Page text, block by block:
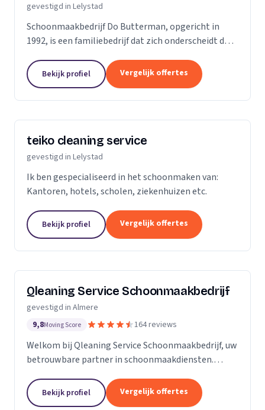
gevestigd in Lelystad
Schoonmaakbedrijf Do Butterman, opgericht in
1992, is een familiebedrijf dat zich onderscheidt door
Onder leiding van Do en Ton Butterman, hebben...
Bekijk profiel Vergelijk offertes
teiko cleaning service
gevestigd in Lelystad
Ik ben gespecialiseerd in het schoonmaken van:
Kantoren, hotels, scholen, ziekenhuizen etc.
Bekijk profiel Vergelijk offertes
Qleaning Service Schoonmaakbedrijf
gevestigd in Almere
9,8Moving Score 164 reviews
Welkom bij Qleaning Service Schoonmaakbedrijf, uw
betrouwbare partner in schoonmaakdiensten.
ernaar om de standaard in schoonmaakexpertise
te...
Bekijk profiel Vergelijk offertes